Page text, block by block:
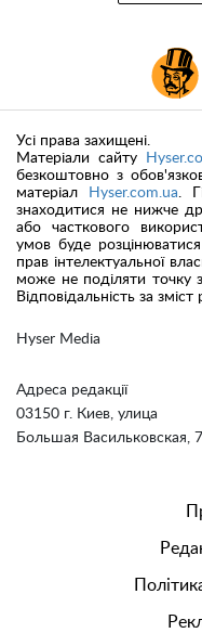
Hyser Media
Адреса редакції
03150 г. Киев, улица
Большая Васильковская,
Усі права захищені.
Матеріали сайту
безкоштовно з
матеріал
Hyser.com.ua .
знаходитися не нижче
або часткового
умов буде
прав інтелектуальної
може не поділяти точку
Відповідальність за